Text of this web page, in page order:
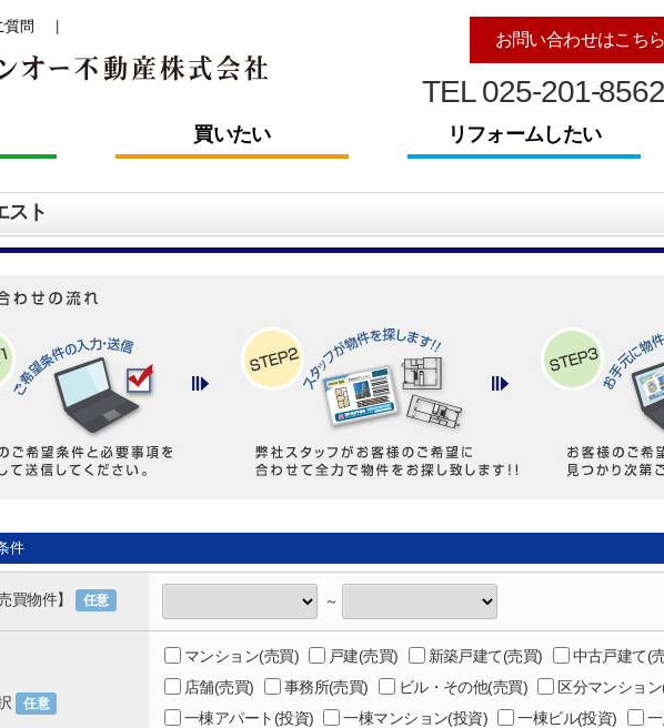
質問
お問い合わせはこちら
TEL 025-201-8562
買いたい リフォームしたい
スト
件
買物件】 任意 ～
任意
マンション(売買) 戸建(売買) 新築戸建て(売買) 中古戸建て(
店舗(売買)
事務所(売買) ビル・その他(売買)
区分マンショ
一棟アパート(投資)
一棟マンション(投資) 一棟ビル(投資)